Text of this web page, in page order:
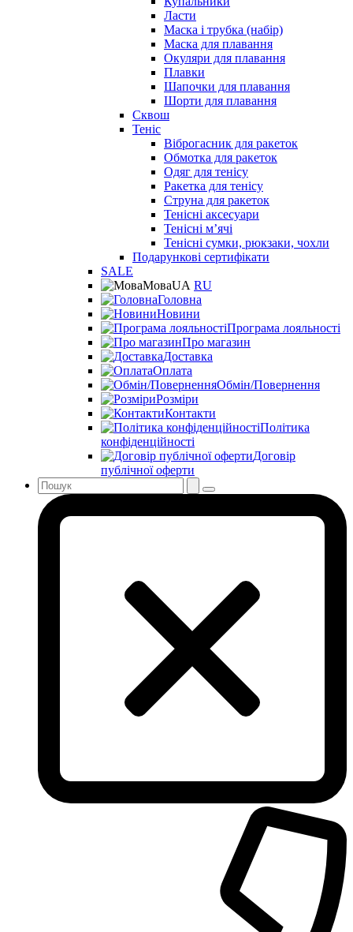
Ласти
Маска і трубка (набір)
Маска для плавання
Окуляри для плавання
Плавки
Шапочки для плавання
Шорти для плавання
Сквош
Теніс
Віброгасник для ракеток
Обмотка для ракеток
Одяг для тенісу
Ракетка для тенісу
Струна для ракеток
Тенісні аксесуари
Тенісні мʼячі
Тенісні сумки, рюкзаки, чохли
Подарункові сертифікати
SALE
МоваUA RU
Головна
Новини
Програма лояльності
Про магазин
Доставка
Оплата
Обмін/Повернення
Розміри
Контакти
Політика
конфіденційності
Договір
публічної оферти